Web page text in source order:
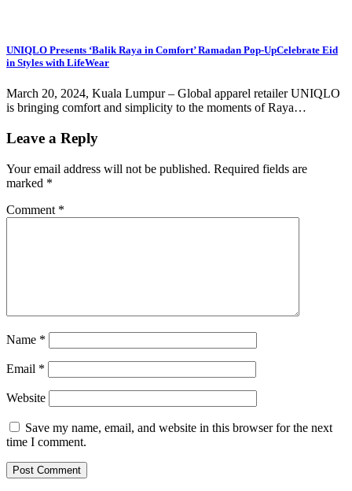
UNIQLO Presents ‘Balik Raya in Comfort’ Ramadan Pop-UpCelebrate Eid
in Styles with LifeWear
March 20, 2024, Kuala Lumpur – Global apparel retailer UNIQLO
is bringing comfort and simplicity to the moments of Raya…
Leave a Reply
Your email address will not be published. Required fields are
marked *
Comment *
Name *
Email *
Website
Save my name, email, and website in this browser for the next
time I comment.